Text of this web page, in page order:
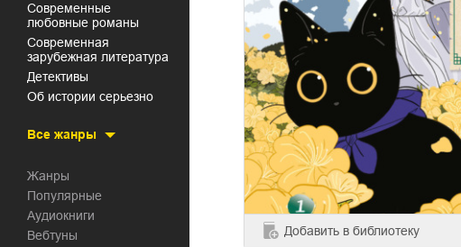
современные
любовные романы
современная
зарубежная литература
детективы
об истории серьезно
Все жанры
Жанры
Популярные
Аудиокниги
Вебтуны
Добавить в библиотеку